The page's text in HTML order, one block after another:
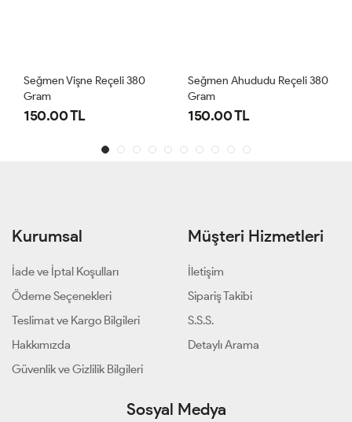
Seğmen Vişne Reçeli 380
Gram
150.00 TL
Seğmen Ahududu Reçeli 380
Gram
150.00 TL
Kurumsal
İade ve İptal Koşulları
Ödeme Seçenekleri
Teslimat ve Kargo Bilgileri
Hakkımızda
Güvenlik ve Gizlilik Bilgileri
Müşteri Hizmetleri
İletişim
Sipariş Takibi
S.S.S.
Detaylı Arama
Sosyal Medya